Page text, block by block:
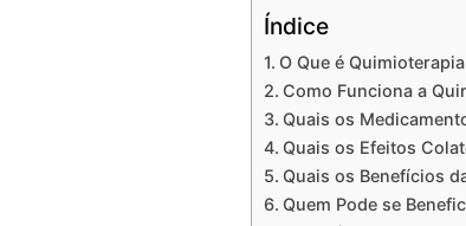
Índice
O Que é
Como Funciona a
Quais os
Quais os Efeitos
Quais os Benefícios
Quem Pode se